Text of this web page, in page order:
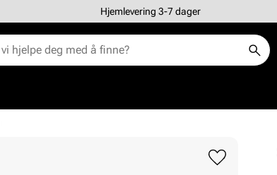
Hjemlevering 3-7 dager